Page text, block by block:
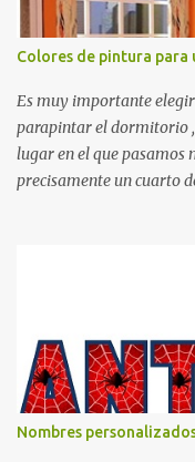
Colores de pintura
Es muy importante
parapintar el dormitorio ,
lugar en el que pasamos
precisamente un cuarto
cómodo y también para
sugerencias que pueden
para tu dormitorio. El
recibir esa luz y
blanco es ideal para
todo y además es color
de calidez. Los colores
dormitorio nos brinda
Nombres